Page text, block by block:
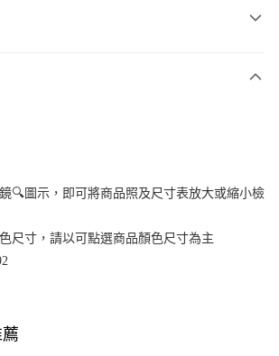
🔍圖示，即可將商品照及尺寸表放大或縮小檢
尺寸，請以可點選商品顏色尺寸為主